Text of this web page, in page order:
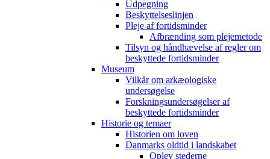
Udpegning
Beskyttelseslinjen
Pleje af fortidsminder
Afbrænding som plejemetode
Tilsyn og håndhævelse af regler om
beskyttede fortidsminder
Museum
Vilkår om arkæologiske
undersøgelse
Forskningsundersøgelser af
beskyttede fortidsminder
Historie og temaer
Historien om loven
Danmarks oldtid i landskabet
Oplev stederne